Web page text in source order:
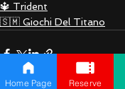
🔱 Trident
🇸🇲 Giochi Del Titano
Home Page Reserve